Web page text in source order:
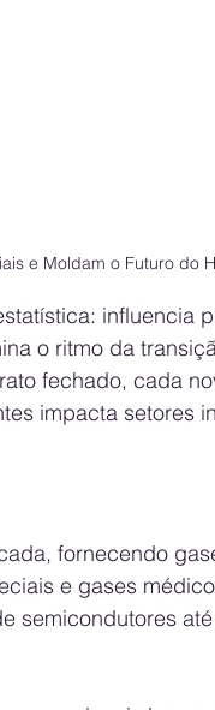
e Moldam o Futuro do
influencia
o ritmo da
fechado, cada
impacta setores
fornecendo
e gases
semicondutores